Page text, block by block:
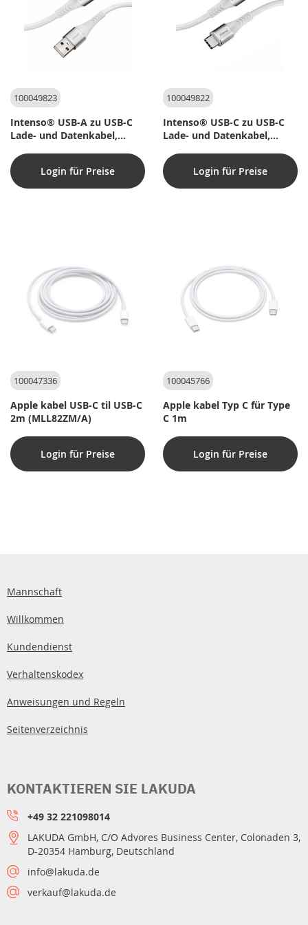
100049823
Intenso® USB-A zu USB-C
Lade- und Datenkabel,
Login für Preise
100049822
Intenso® USB-C zu USB-C
Lade- und Datenkabel,
Login für Preise
100047336
Apple kabel USB-C til USB-C
2m (MLL82ZM/A)
Login für Preise
100045766
Apple kabel Typ C für Type
C 1m
Login für Preise
Mannschaft
Willkommen
Kundendienst
Verhaltenskodex
Anweisungen und Regeln
Seitenverzeichnis
KONTAKTIEREN SIE LAKUDA
+49 32 221098014
LAKUDA GmbH, C/O Advores Business Center, Colonaden 3,
D-20354 Hamburg, Deutschland
info@lakuda.de
verkauf@lakuda.de